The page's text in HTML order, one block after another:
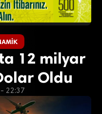
12 milyar
Oldu
- 22:37